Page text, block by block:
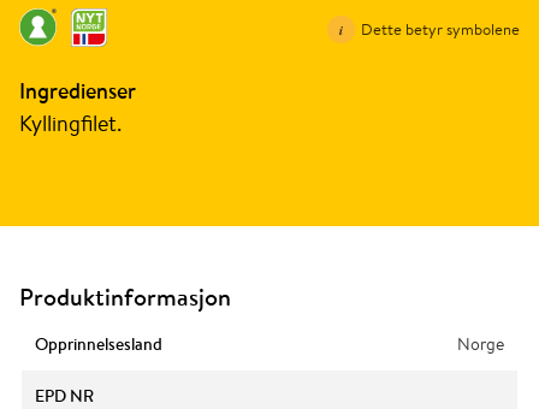
Dette betyr symbolene
Ingredienser
Kyllingfilet.
Produktinformasjon
Opprinnelsesland Norge
EPD NR